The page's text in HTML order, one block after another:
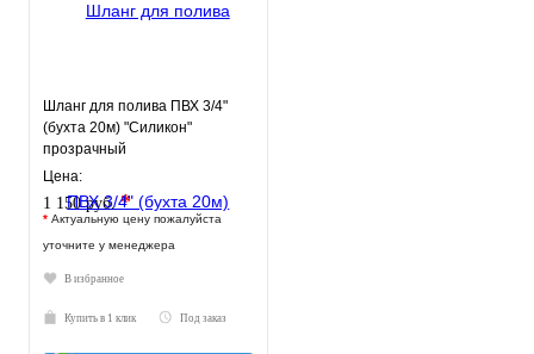
Шланг для полива ПВХ 3/4"
(бухта 20м) "Силикон"
прозрачный
ПромХимТехнология
Цена:
1 150 руб.*
* Актуальную цену пожалуйста
уточните у менеджера
В избранное
Купить в 1 клик Под заказ